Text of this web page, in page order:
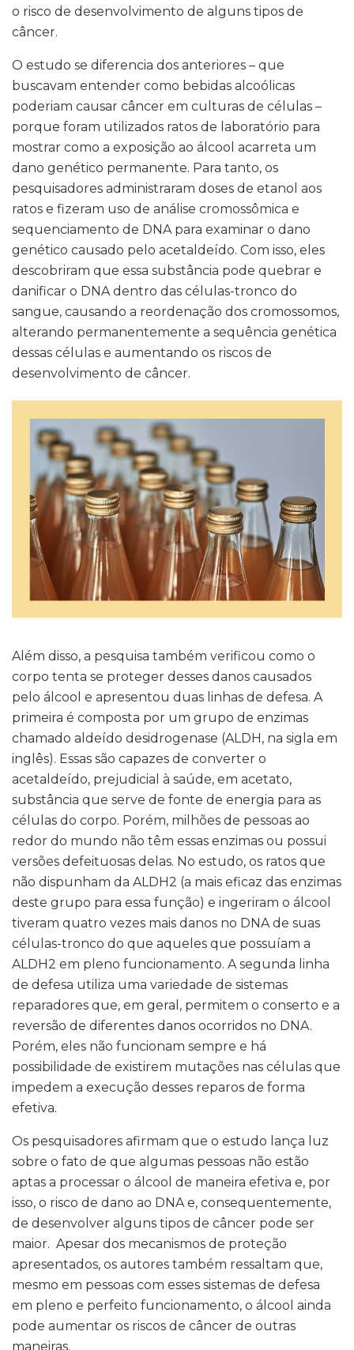
o risco de desenvolvimento de alguns tipos de
câncer.
O estudo se diferencia dos anteriores – que
buscavam entender como bebidas alcoólicas
poderiam causar câncer em culturas de células –
porque foram utilizados ratos de laboratório para
mostrar como a exposição ao álcool acarreta um
dano genético permanente. Para tanto, os
pesquisadores administraram doses de etanol aos
ratos e fizeram uso de análise cromossômica e
sequenciamento de DNA para examinar o dano
genético causado pelo acetaldeído. Com isso, eles
descobriram que essa substância pode quebrar e
danificar o DNA dentro das células-tronco do
sangue, causando a reordenação dos cromossomos,
alterando permanentemente a sequência genética
dessas células e aumentando os riscos de
desenvolvimento de câncer.
Além disso, a pesquisa também verificou como o
corpo tenta se proteger desses danos causados
pelo álcool e apresentou duas linhas de defesa. A
primeira é composta por um grupo de enzimas
chamado aldeído desidrogenase (ALDH, na sigla em
inglês). Essas são capazes de converter o
acetaldeído, prejudicial à saúde, em acetato,
substância que serve de fonte de energia para as
células do corpo. Porém, milhões de pessoas ao
redor do mundo não têm essas enzimas ou possui
versões defeituosas delas. No estudo, os ratos que
não dispunham da ALDH2 (a mais eficaz das enzimas
deste grupo para essa função) e ingeriram o álcool
tiveram quatro vezes mais danos no DNA de suas
células-tronco do que aqueles que possuíam a
ALDH2 em pleno funcionamento. A segunda linha
de defesa utiliza uma variedade de sistemas
reparadores que, em geral, permitem o conserto e a
reversão de diferentes danos ocorridos no DNA.
Porém, eles não funcionam sempre e há
possibilidade de existirem mutações nas células que
impedem a execução desses reparos de forma
efetiva.
Os pesquisadores afirmam que o estudo lança luz
sobre o fato de que algumas pessoas não estão
aptas a processar o álcool de maneira efetiva e, por
isso, o risco de dano ao DNA e, consequentemente,
de desenvolver alguns tipos de câncer pode ser
maior. Apesar dos mecanismos de proteção
apresentados, os autores também ressaltam que,
mesmo em pessoas com esses sistemas de defesa
em pleno e perfeito funcionamento, o álcool ainda
pode aumentar os riscos de câncer de outras
maneiras.